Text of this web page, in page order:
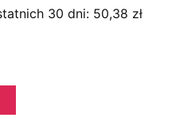
30 dni: 50,38 zł